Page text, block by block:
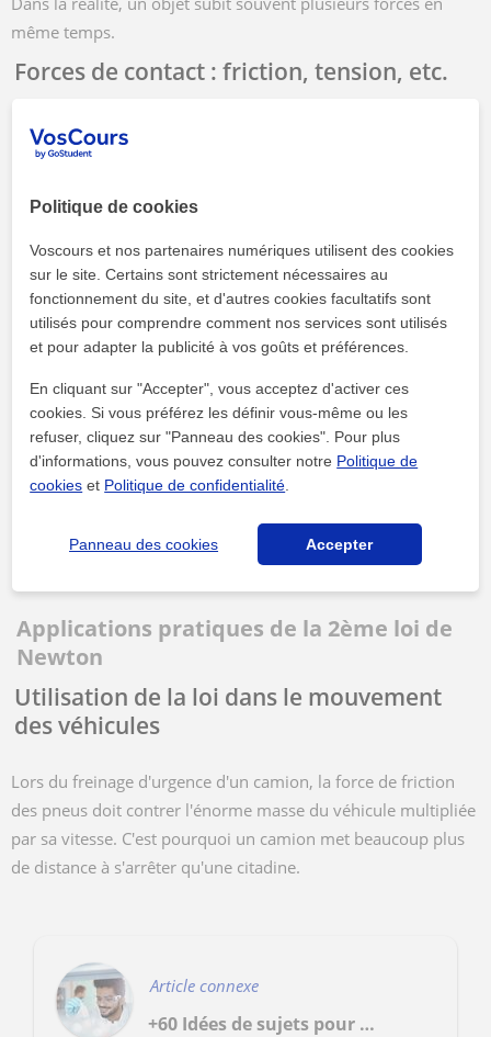
même temps.
Forces de contact : friction, tension, etc.
Friction (Frottements) :
mouvement.
Tension :La force exercée par une corde ou un câble.
Réaction du support :La force qui empêche un objet
de s'enfoncer dans le sol.
Forces à distance : gravité,
Gravité (Poids) :C'est la force la plus courante. Sur
Terre, le poids est P = m × g (où g approx 9,81 m/s^2
est l'accélération de la pesanteur).
Force électromagnétique :
Elle agit entre des objets
Applications pratiques de la 2ème loi de
Newton
Utilisation de la loi dans le mouvement
des véhicules
Lors du freinage d'urgence d'un camion, la force de friction
des pneus doit contrer l'énorme masse du véhicule multipliée
par sa vitesse. C'est pourquoi un camion met beaucoup plus
de distance à s'arrêter qu'une citadine.
Article connexe
+60 Idées de sujets pour le Grand Oral de Physique-Chimie
Politique de cookies
Voscours et nos partenaires numériques utilisent des cookies
sur le site. Certains sont strictement nécessaires au
fonctionnement du site, et d'autres cookies facultatifs sont
utilisés pour comprendre comment nos services sont utilisés
et pour adapter la publicité à vos goûts et préférences.
En cliquant sur "Accepter", vous acceptez d'activer ces
cookies. Si vous préférez les définir vous-même ou les
refuser, cliquez sur "Panneau des cookies". Pour plus
d'informations, vous pouvez consulter notre Politique de
cookies et Politique de confidentialité
Panneau des cookies Accepter